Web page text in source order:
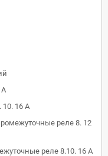
А
10. 16 А
реле 8. 12
реле 8.10. 16 А